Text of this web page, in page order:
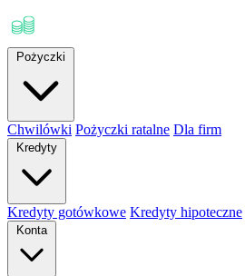
Pożyczki
Chwilówki Pożyczki ratalne Dla firm
Kredyty
Kredyty gotówkowe Kredyty hipoteczne
Konta